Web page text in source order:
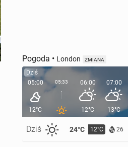
Pogoda • London ZMIANA
Dziś
05:00
12°C
Dziś 24°C 12°C 26
05:33 06:00
12°C
07:00
13°C